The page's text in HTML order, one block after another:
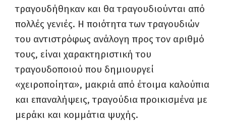
τραγουδήθηκαν και θα τραγουδιούνται από
πολλές γενιές. Η ποιότητα των τραγουδιών
του αντιστρόφως ανάλογη προς τον αριθμό
τους, είναι χαρακτηριστική του
τραγουδοποιού που δημιουργεί
«χειροποίητα», μακριά από έτοιμα καλούπια
και επαναλήψεις, τραγούδια προικισμένα με
μεράκι και κομμάτια ψυχής.